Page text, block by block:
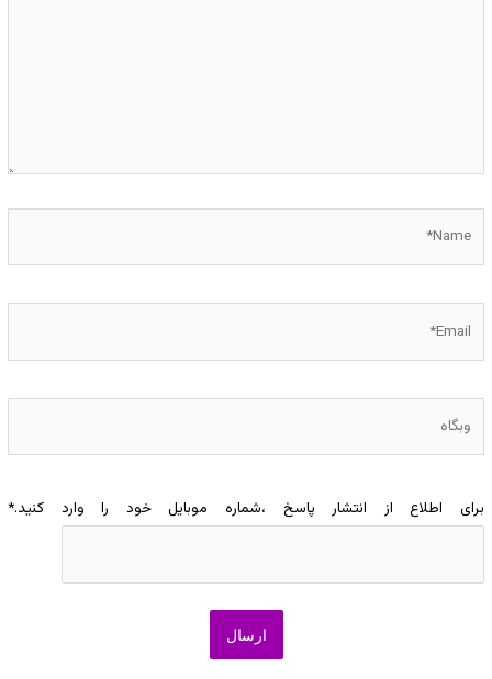
وبگاه
برای اطلاع از انتشار پاسخ ،شماره موبایل خود را وارد کنید.*